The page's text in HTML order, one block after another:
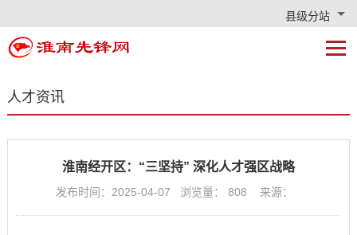
县级分站
人才资讯
淮南经开区：“三坚持” 深化人才强区战略
发布时间：2025-04-07 浏览量： 808 来源：